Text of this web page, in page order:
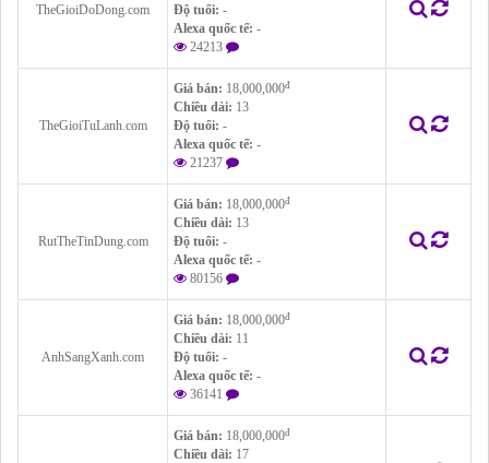
TheGioiDoDong.com
Độ tuổi: -
Alexa quốc tế: -
24213
TheGioiTuLanh.com
Giá bán: 18,000,000đ
Chiều dài: 13
Độ tuổi: -
Alexa quốc tế: -
21237
RutTheTinDung.com
Giá bán: 18,000,000đ
Chiều dài: 13
Độ tuổi: -
Alexa quốc tế: -
80156
AnhSangXanh.com
Giá bán: 18,000,000đ
Chiều dài: 11
Độ tuổi: -
Alexa quốc tế: -
36141
Giá bán: 18,000,000đ
Chiều dài: 17